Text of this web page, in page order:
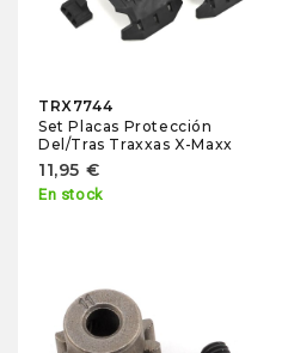
TRX7744
Set Placas Protección
Del/Tras Traxxas X-Maxx
11,95 €
En stock